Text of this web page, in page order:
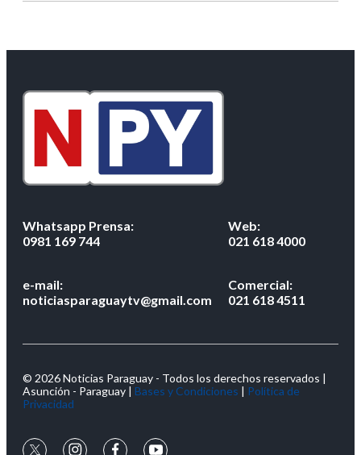
Whatsapp Prensa:
0981 169 744
Web:
021 618 4000
e-mail:
noticiasparaguaytv@gmail.com
Comercial:
021 618 4511
© 2026 Noticias Paraguay - Todos los derechos reservados |
Asunción - Paraguay | Bases y Condiciones | Política de
Privacidad